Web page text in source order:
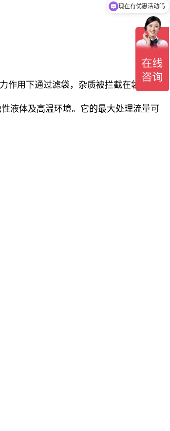
用下通过滤袋，杂质被拦截在袋内，滤
液体及高温环境。它的最大处理流量可
现在有优惠活动吗